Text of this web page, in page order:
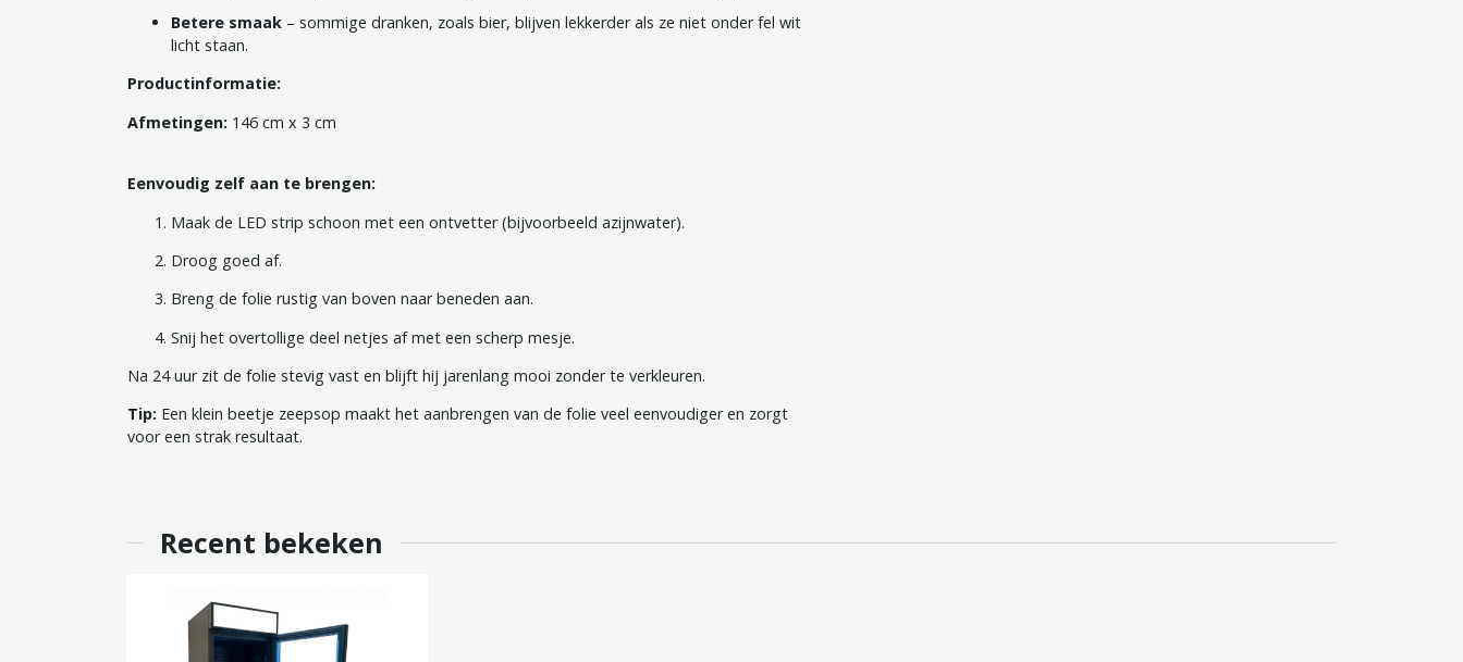
Betere smaak – sommige dranken, zoals bier, blijven lekkerder als ze niet onder fel wit
licht staan.
Productinformatie:
Afmetingen: 146 cm x 3 cm
Eenvoudig zelf aan te brengen:
Maak de LED strip schoon met een ontvetter (bijvoorbeeld azijnwater).
Droog goed af.
Breng de folie rustig van boven naar beneden aan.
Snij het overtollige deel netjes af met een scherp mesje.
Na 24 uur zit de folie stevig vast en blijft hij jarenlang mooi zonder te verkleuren.
Tip: Een klein beetje zeepsop maakt het aanbrengen van de folie veel eenvoudiger en zorgt
voor een strak resultaat.
Recent bekeken